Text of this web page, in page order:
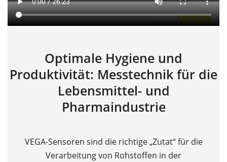
Optimale Hygiene und
Produktivität: Messtechnik für die
Lebensmittel- und
Pharmaindustrie
VEGA-Sensoren sind die richtige „Zutat“ für die
Verarbeitung von Rohstoffen in der